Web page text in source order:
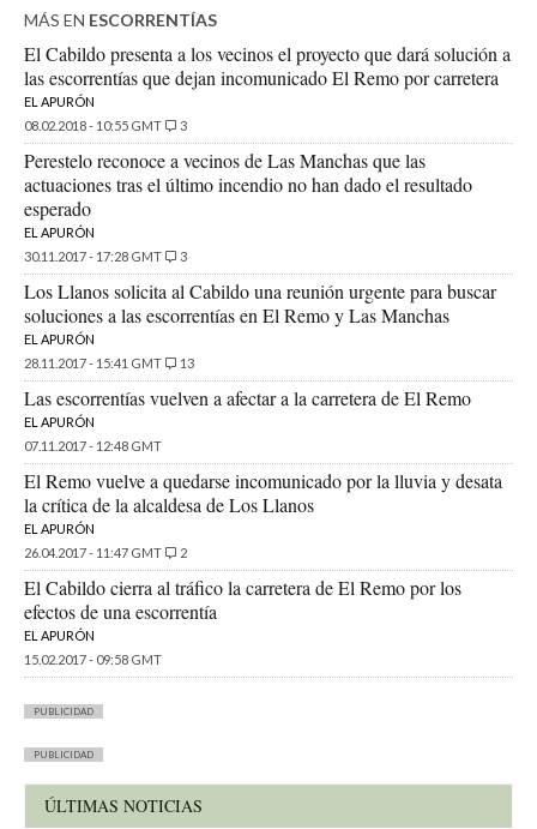
MÁS EN ESCORRENTÍAS
El Cabildo presenta a los vecinos el proyecto que dará solución a
las escorrentías que dejan incomunicado El Remo por carretera
EL APURÓN
08.02.2018 - 10:55 GMT
3
Perestelo reconoce a vecinos de Las Manchas que las
actuaciones tras el último incendio no han dado el resultado
esperado
EL APURÓN
30.11.2017 - 17:28 GMT
3
Los Llanos solicita al Cabildo una reunión urgente para buscar
soluciones a las escorrentías en El Remo y Las Manchas
EL APURÓN
28.11.2017 - 15:41 GMT
13
Las escorrentías vuelven a afectar a la carretera de El Remo
EL APURÓN
07.11.2017 - 12:48 GMT
El Remo vuelve a quedarse incomunicado por la lluvia y desata
la crítica de la alcaldesa de Los Llanos
EL APURÓN
26.04.2017 - 11:47 GMT
2
El Cabildo cierra al tráfico la carretera de El Remo por los
efectos de una escorrentía
EL APURÓN
15.02.2017 - 09:58 GMT
PUBLICIDAD
PUBLICIDAD
ÚLTIMAS NOTICIAS